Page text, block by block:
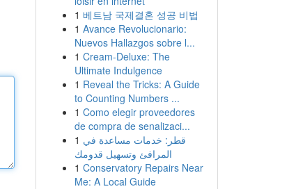
1 베트남 국제결혼 성공 비법
1 Avance Revolucionario:
Nuevos Hallazgos sobre l...
1 Cream-Deluxe: The
Ultimate Indulgence
1 Reveal the Tricks: A Guide
to Counting Numbers ...
1 Como elegir proveedores
de compra de senalizaci...
1 قطر: خدمات مساعدة في
المرافئ وتسهيل قدومك
1 Conservatory Repairs Near
Me: A Local Guide